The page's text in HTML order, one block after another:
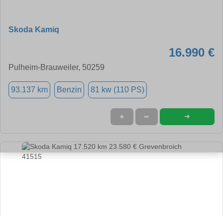
Skoda Kamiq
16.990 €
Pulheim-Brauweiler, 50259
93.137 km Benzin 81 kw (110 PS)
★ ➦ ➜